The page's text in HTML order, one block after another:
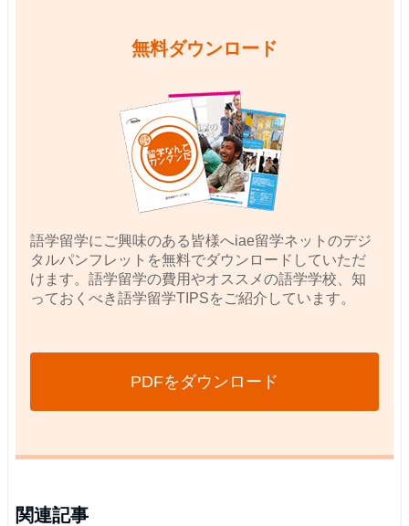
無料ダウンロード
語学留学にご興味のある皆様へiae留学ネットのデジ
タルパンフレットを無料でダウンロードしていただ
けます。語学留学の費用やオススメの語学学校、知
っておくべき語学留学TIPSをご紹介しています。
PDFをダウンロード
関連記事